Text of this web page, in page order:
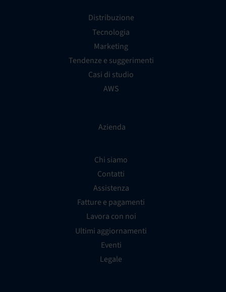
Distribuzione
Tecnologia
Marketing
Tendenze e suggerimenti
Casi di studio
AWS
Azienda
Chi siamo
Contatti
Assistenza
Fatture e pagamenti
Lavora con noi
Ultimi aggiornamenti
Eventi
Legale